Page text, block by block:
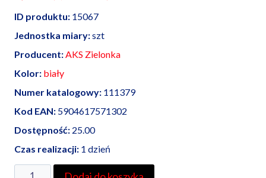
ID produktu: 15067
Jednostka miary:szt
Producent: AKS Zielonka
Kolor: biały
Numer katalogowy: 111379
Kod EAN: 5904617571302
Dostępność: 25.00
Czas realizacji: 1 dzień
ilość